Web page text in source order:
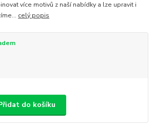
více motivů z naší nabídky a lze upravit i
celý popis
do košíku